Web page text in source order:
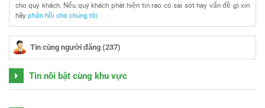
cho quý khách. Nếu quý khách phát hiện tin rao có sai sót hay vấn đề gì xin
hãy phản hồi cho chúng tôi
Tin cùng người đăng (237)
Tin nổi bật cùng khu vực